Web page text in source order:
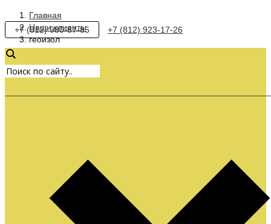
Главная
Наши клиенты
геоизол
+7 (812) 980-87-85 +7 (812) 923-17-26